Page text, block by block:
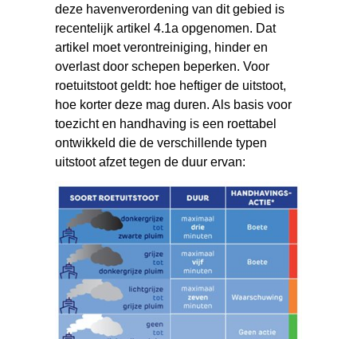
website)
deze havenverordening van dit gebied is
recentelijk artikel 4.1a opgenomen. Dat
artikel moet verontreiniging, hinder en
overlast door schepen beperken. Voor
roetuitstoot geldt: hoe heftiger de uitstoot,
hoe korter deze mag duren. Als basis voor
toezicht en handhaving is een roettabel
ontwikkeld die de verschillende typen
uitstoot afzet tegen de duur ervan: